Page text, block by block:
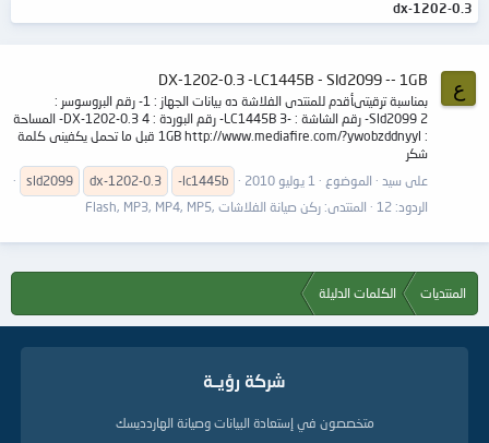
dx-1202-0.3
ع DX-1202-0.3 -LC1445B - Sld2099 -- 1GB
بمناسبة ترقيتىأقدم للمنتدى الفلاشة ده بيانات الجهاز : 1- رقم البروسوسر :
Sld2099 2- رقم الشاشة : -LC1445B 3- رقم البوردة : DX-1202-0.3 4- المساحة
: 1GB http://www.mediafire.com/?ywobzddnyyl قبل ما تحمل يكفينى كلمة
شكر
على سيد
الموضوع 1 يوليو 2010 -lc1445b
dx-1202-0.3
sld2099
الردود: 12
المنتدى: ركن صيانة الفلاشات ,Flash, MP3, MP4, MP5
المنتديات الكلمات الدليلة
شركة رؤيــة
متخصصون في إستعادة البيانات وصيانة الهاردديسك